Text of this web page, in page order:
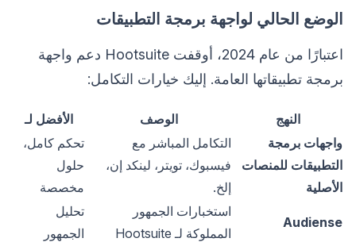
الوضع الحالي لواجهة برمجة التطبيقات
اعتبارًا من عام 2024، أوقفت Hootsuite دعم واجهة
برمجة تطبيقاتها العامة. إليك خيارات التكامل:
النهج الوصف
الأفضل لـ
واجهات برمجة
التطبيقات للمنصات
الأصلية
التكامل المباشر مع
فيسبوك، تويتر، لينكد إن،
إلخ.
تحكم كامل،
حلول
مخصصة
Audiense
استخبارات الجمهور
المملوكة لـ Hootsuite
تحليل
الجمهور